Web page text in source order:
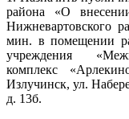
района «О
Нижневартовского
мин. в помещении
учреждения
комплекс
Излучинск, ул.
д. 13б.